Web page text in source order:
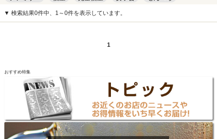
キッズルーム
安い デート
▼ 検索結果0件中、1～0件を表示しています。
1
おすすめ特集